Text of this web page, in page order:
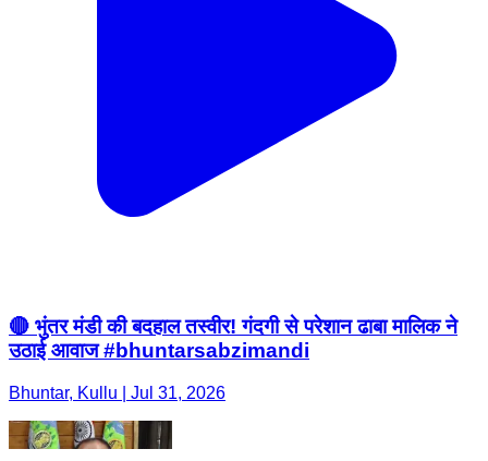
🔴 भुंतर मंडी की बदहाल तस्वीर! गंदगी से परेशान ढाबा मालिक ने
उठाई आवाज #bhuntarsabzimandi
Bhuntar, Kullu | Jul 31, 2026